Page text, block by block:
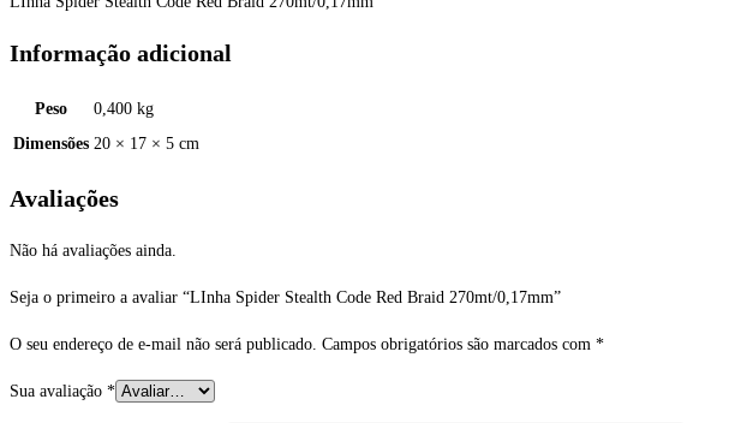
Informação adicional
Peso
0,400 kg
Dimensões 20 × 17 × 5 cm
Avaliações
Não há avaliações ainda.
Seja o primeiro a avaliar “LInha Spider Stealth Code Red Braid 270mt/0,17mm”
O seu endereço de e-mail não será publicado. Campos obrigatórios são marcados com *
Sua avaliação *